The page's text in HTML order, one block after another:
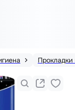
Прокладки